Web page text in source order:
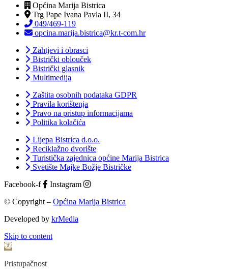
Općina Marija Bistrica
Trg Pape Ivana Pavla II, 34
049/469-119
opcina.marija.bistrica@kr.t-com.hr
Zahtjevi i obrasci
Bistrički oblouček
Bistrički glasnik
Multimedija
Zaštita osobnih podataka GDPR
Pravila korištenja
Pravo na pristup informacijama
Politika kolačića
Lijepa Bistrica d.o.o.
Reciklažno dvorište
Turistička zajednica općine Marija Bistrica
Svetište Majke Božje Bistričke
Facebook-f
Instagram
© Copyright – Općina Marija Bistrica
Developed by krMedia
Skip to content
Open toolbar
Pristupačnost